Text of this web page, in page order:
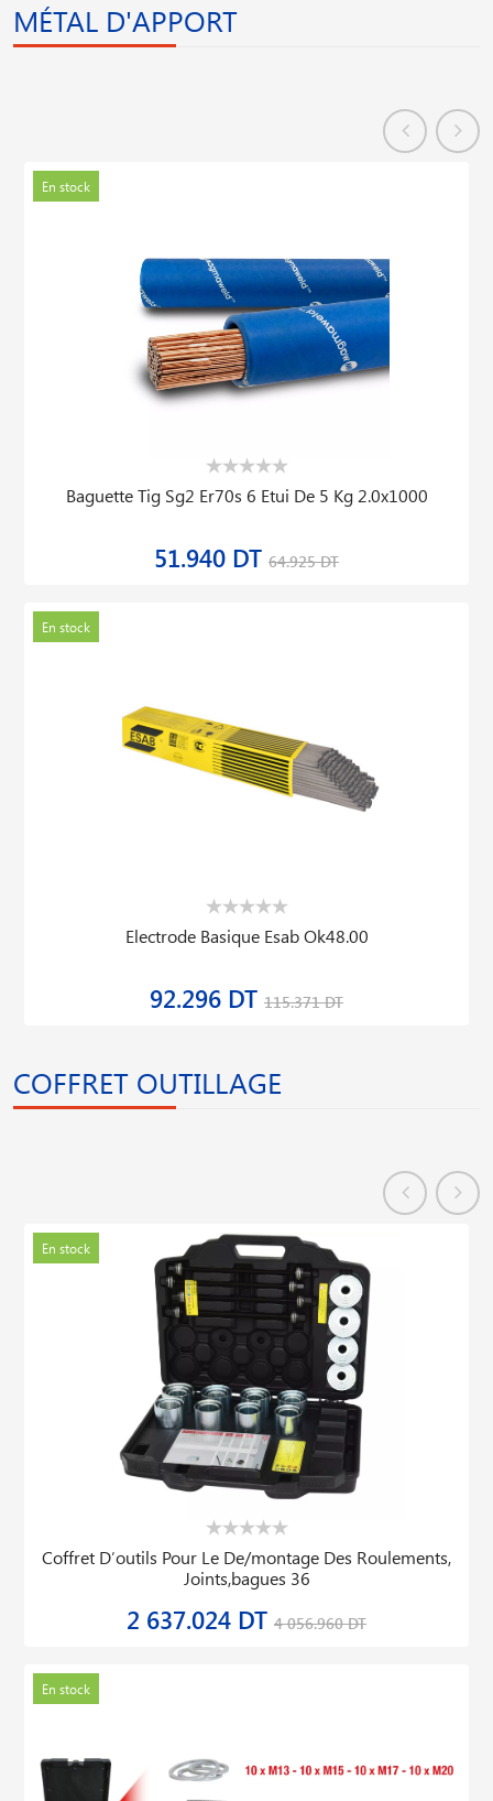
MÉTAL D'APPORT
En stock
Baguette Tig Sg2 Er70s 6 Etui De 5 Kg 2.0x1000
51.940 DT 64.925 DT
En stock
Electrode Basique Esab Ok48.00
92.296 DT 115.371 DT
COFFRET OUTILLAGE
En stock
Coffret D′outils Pour Le De/montage Des Roulements,
Joints,bagues 36
2 637.024 DT 4 056.960 DT
En stock